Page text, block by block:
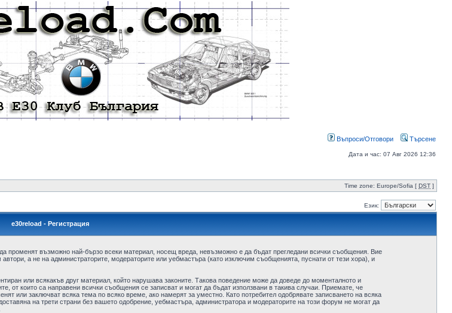
Въпроси/Отговори Търсене
Дата и час: 07 Авг 2026 12:36
Time zone: Europe/Sofia [ DST ]
Език:
e30reload - Регистрация
променят възможно най-бързо всеки материал, носещ вреда, невъзможно е да бъдат прегледани всички съобщения. Вие
а не на администраторите, модераторите или уебмастъра (като изключим съобщенията, пуснати от тези хора), и
или всякакъв друг материал, който нарушава законите. Такова поведение може да доведе до моменталното и
от които са направени всички съобщения се записват и могат да бъдат използвани в такива случаи. Приемате, че
или заключват всяка тема по всяко време, ако намерят за уместно. Като потребител одобрявате записването на всяка
на трети страни без вашето одобрение, уебмастъра, администратора и модераторите на този форум не могат да